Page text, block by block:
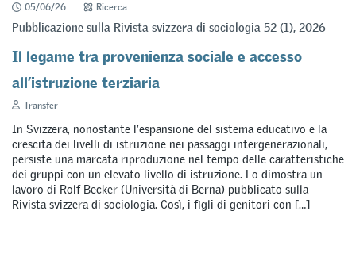
05/06/26 Ricerca
Pubblicazione sulla Rivista svizzera di sociologia 52 (1), 2026
Il legame tra provenienza sociale e accesso
all’istruzione terziaria
Transfer
In Svizzera, nonostante l’espansione del sistema educativo e la
crescita dei livelli di istruzione nei passaggi intergenerazionali,
persiste una marcata riproduzione nel tempo delle caratteristiche
dei gruppi con un elevato livello di istruzione. Lo dimostra un
lavoro di Rolf Becker (Università di Berna) pubblicato sulla
Rivista svizzera di sociologia. Così, i figli di genitori con […]